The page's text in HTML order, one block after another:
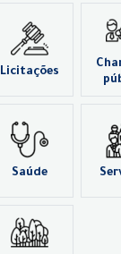
Licitações
Saúde